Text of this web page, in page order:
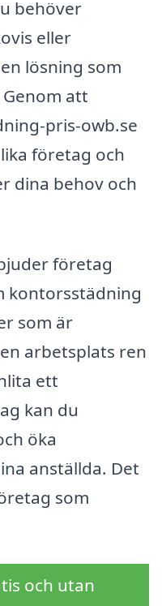
behöver
eller
lösning som
att
pris-owb.se
företag och
dina behov och
företag
kontorsstädning
som är
arbetsplats ren
ett
kan du
öka
anställda. Det
som
och utan